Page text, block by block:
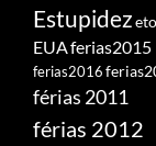
Estupidez
EUAferias2015
ferias2016
férias 2011
férias 2012